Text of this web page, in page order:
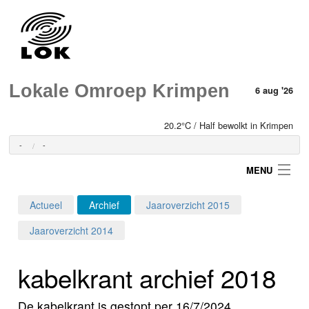
Lokale Omroep Krimpen 6 aug '26
20.2°C / Half bewolkt in Krimpen
- -
MENU
Programma's
Actueel Archief
Jaaroverzicht 2015
Jaaroverzicht 2014
kabelkrant archief 2018